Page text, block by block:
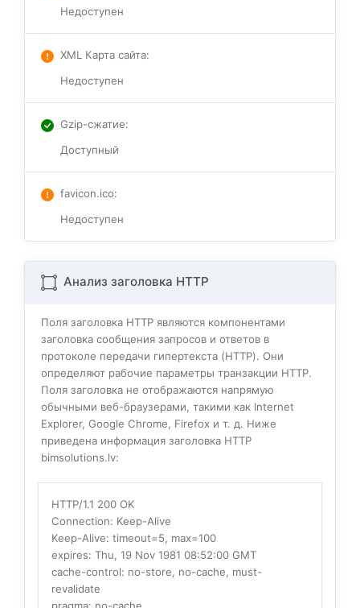
Недоступен
XML Карта сайта:
Недоступен
Gzip-сжатие:
Доступный
favicon.ico:
Недоступен
Анализ заголовка HTTP
Поля заголовка HTTP являются компонентами
заголовка сообщения запросов и ответов в
протоколе передачи гипертекста (HTTP). Они
определяют рабочие параметры транзакции HTTP.
Поля заголовка не отображаются напрямую
обычными веб-браузерами, такими как Internet
Explorer, Google Chrome, Firefox и т. д. Ниже
приведена информация заголовка HTTP
bimsolutions.lv:
HTTP/1.1 200 OK
Connection: Keep-Alive
Keep-Alive: timeout=5, max=100
expires: Thu, 19 Nov 1981 08:52:00 GMT
cache-control: no-store, no-cache, must-
revalidate